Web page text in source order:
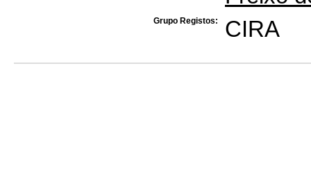
Grupo Registos: CIRA